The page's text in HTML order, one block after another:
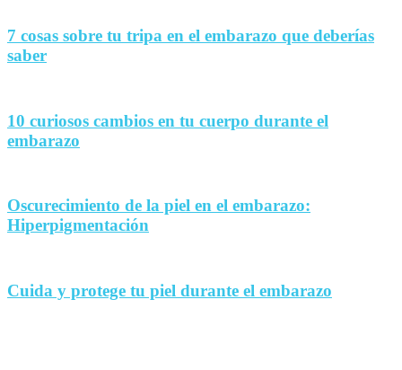
7 cosas sobre tu tripa en el embarazo que deberías
saber
10 curiosos cambios en tu cuerpo durante el
embarazo
Oscurecimiento de la piel en el embarazo:
Hiperpigmentación
Cuida y protege tu piel durante el embarazo